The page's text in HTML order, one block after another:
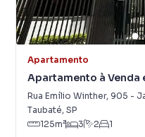
Apartamento
Apartamento à Venda
Rua Emílio Winther, 905 -
Taubaté, SP
125m² 3 2 1